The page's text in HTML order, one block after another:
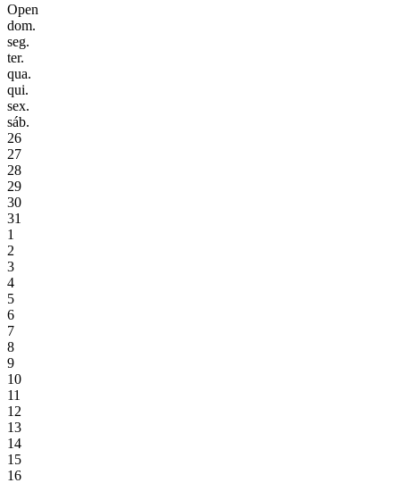
Open
dom.
seg.
ter.
qua.
qui.
sex.
sáb.
26
27
28
29
30
31
1
2
3
4
5
6
7
8
9
10
11
12
13
14
15
16